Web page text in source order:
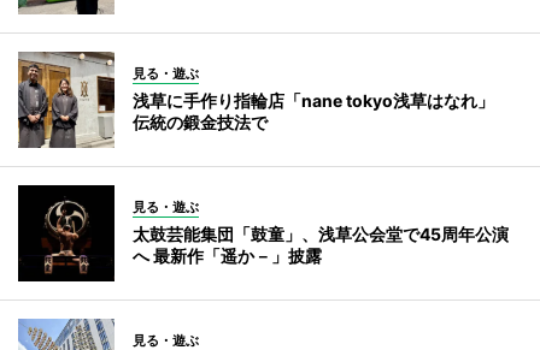
見る・遊ぶ
浅草に手作り指輪店「nane tokyo浅草はなれ」
伝統の鍛金技法で
見る・遊ぶ
太鼓芸能集団「鼓童」、浅草公会堂で45周年公演
へ 最新作「遥か－」披露
見る・遊ぶ